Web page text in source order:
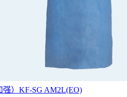
）KF-SG AM2L(EO)